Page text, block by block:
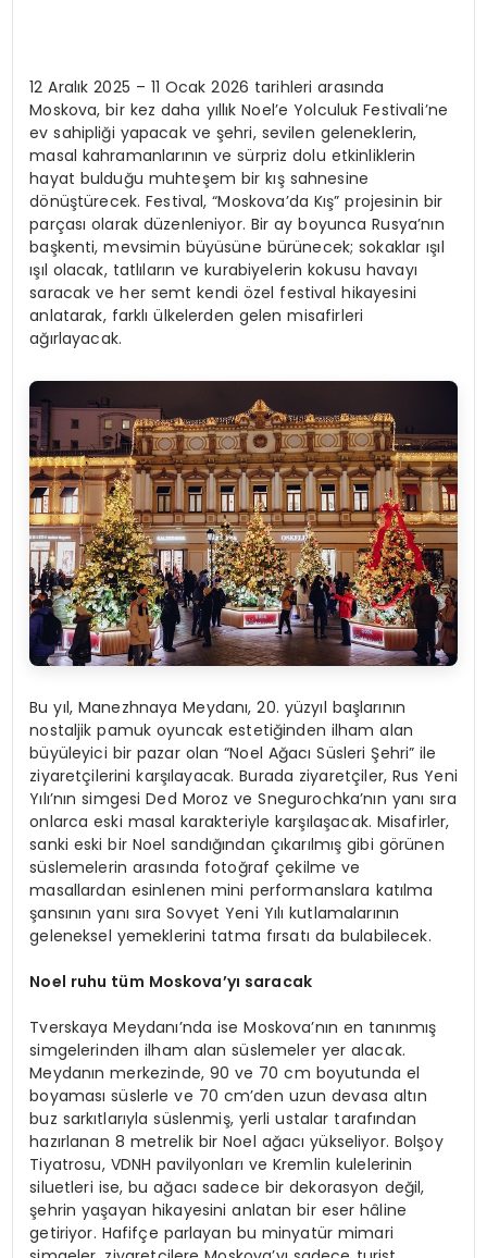
12 Aralık 2025 – 11 Ocak 2026 tarihleri arasında
Moskova, bir kez daha yıllık Noel’e Yolculuk Festivali’ne
ev sahipliği yapacak ve şehri, sevilen geleneklerin,
masal kahramanlarının ve sürpriz dolu etkinliklerin
hayat bulduğu muhteşem bir kış sahnesine
dönüştürecek. Festival, “Moskova’da Kış” projesinin bir
parçası olarak düzenleniyor. Bir ay boyunca Rusya’nın
başkenti, mevsimin büyüsüne bürünecek; sokaklar ışıl
ışıl olacak, tatlıların ve kurabiyelerin kokusu havayı
saracak ve her semt kendi özel festival hikayesini
anlatarak, farklı ülkelerden gelen misafirleri
ağırlayacak.
Bu yıl, Manezhnaya Meydanı, 20. yüzyıl başlarının
nostaljik pamuk oyuncak estetiğinden ilham alan
büyüleyici bir pazar olan “Noel Ağacı Süsleri Şehri” ile
ziyaretçilerini karşılayacak. Burada ziyaretçiler, Rus Yeni
Yılı’nın simgesi Ded Moroz ve Snegurochka’nın yanı sıra
onlarca eski masal karakteriyle karşılaşacak. Misafirler,
sanki eski bir Noel sandığından çıkarılmış gibi görünen
süslemelerin arasında fotoğraf çekilme ve
masallardan esinlenen mini performanslara katılma
şansının yanı sıra Sovyet Yeni Yılı kutlamalarının
geleneksel yemeklerini tatma fırsatı da bulabilecek.
Noel ruhu tüm Moskova’yı saracak
Tverskaya Meydanı’nda ise Moskova’nın en tanınmış
simgelerinden ilham alan süslemeler yer alacak.
Meydanın merkezinde, 90 ve 70 cm boyutunda el
boyaması süslerle ve 70 cm’den uzun devasa altın
buz sarkıtlarıyla süslenmiş, yerli ustalar tarafından
hazırlanan 8 metrelik bir Noel ağacı yükseliyor. Bolşoy
Tiyatrosu, VDNH pavilyonları ve Kremlin kulelerinin
siluetleri ise, bu ağacı sadece bir dekorasyon değil,
şehrin yaşayan hikayesini anlatan bir eser hâline
getiriyor. Hafifçe parlayan bu minyatür mimari